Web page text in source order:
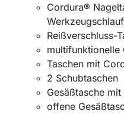
Cordura®
Reißverschluss-
multifunktionelle
Taschen mit
2 Schubtaschen
Gesäßtasche mit
offene